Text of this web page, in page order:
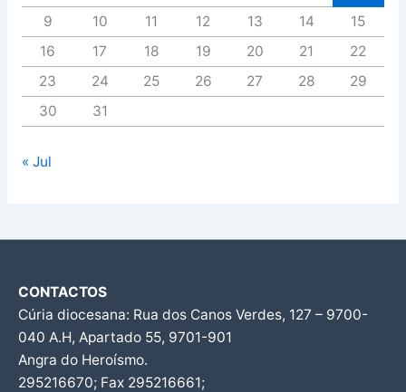
9
10 11 12 13 14
15
16
17 18 19 20 21
22
23
24 25 26 27 28
29
30
31
« Jul
CONTACTOS
Cúria diocesana: Rua dos Canos Verdes, 127 – 9700-
040 A.H, Apartado 55, 9701-901
Angra do Heroísmo.
295216670; Fax 295216661;